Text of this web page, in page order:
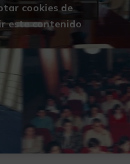
cookies de
este contenido